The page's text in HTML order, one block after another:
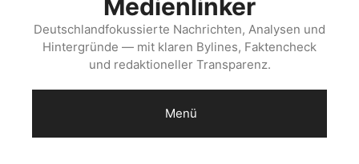
Medienlinker
Deutschlandfokussierte Nachrichten, Analysen und
Hintergründe — mit klaren Bylines, Faktencheck
und redaktioneller Transparenz.
Menü